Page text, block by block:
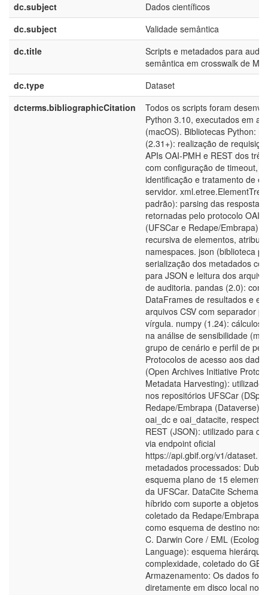
dc.subject
Dados científicos
dc.subject
Validade semântica
dc.title
Scripts e metadados para
semântica em crosswalk de
dc.type
Dataset
dcterms.bibliographicCitation
Todos os scripts foram
Python 3.10, executados em
(macOS). Bibliotecas Python:
(2.31+): realização de
APIs OAI-PMH e REST dos
com configuração de timeout,
identificação e tratamento de
servidor.
padrão): parsing das respostas
retornadas pelo protocolo OAI-
(UFSCar e Redape/Embrapa),
recursiva de elementos,
namespaces. json (biblioteca
serialização dos metadados
para JSON e leitura dos
de auditoria. pandas (2.0):
DataFrames de resultados e
arquivos CSV com separador
vírgula. numpy (1.24): cálculos
na análise de sensibilidade
grupo de cenário e perfil de
Protocolos de acesso aos
(Open Archives Initiative
Metadata Harvesting): utilizado
nos repositórios UFSCar
Redape/Embrapa (Dataverse),
oai_dc e oai_datacite,
REST (JSON): utilizado para
via endpoint oficial
https://api.gbif.org/v1/dataset.
metadados processados:
esquema plano de 15
da UFSCar. DataCite Schema
híbrido com suporte a objetos
coletado da Redape/Embrapa
como esquema de destino nos
C. Darwin Core / EML
Language): esquema
complexidade, coletado do
Armazenamento: Os dados
diretamente em disco local no